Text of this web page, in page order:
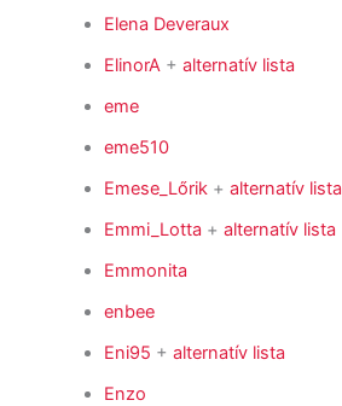
Elena Deveraux
ElinorA +alternatív lista
eme
eme510
Emese_Lőrik +alternatív lista
Emmi_Lotta +alternatív lista
Emmonita
enbee
Eni95 +alternatív lista
Enzo